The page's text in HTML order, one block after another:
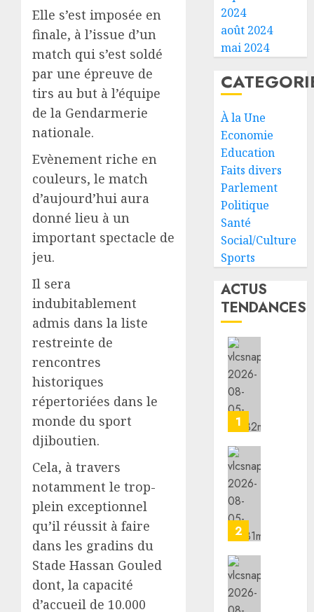
Elle s’est imposée en
finale, à l’issue d’un
match qui s’est soldé
par une épreuve de
tirs au but à l’équipe
de la Gendarmerie
nationale.
Evènement riche en
couleurs, le match
d’aujourd’hui aura
donné lieu à un
important spectacle de
jeu.
Il sera
indubitablement
admis dans la liste
restreinte de
rencontres
historiques
répertoriées dans le
monde du sport
djiboutien.
Cela, à travers
notamment le trop-
plein exceptionnel
qu’il réussit à faire
dans les gradins du
Stade Hassan Gouled
dont, la capacité
d’accueil de 10.000
2024
août 2024
mai 2024
À la Une
Economie
Education
Faits divers
Parlement
Politique
Santé
Social/Culture
Sports
ACTUS
TENDANCES
1
2